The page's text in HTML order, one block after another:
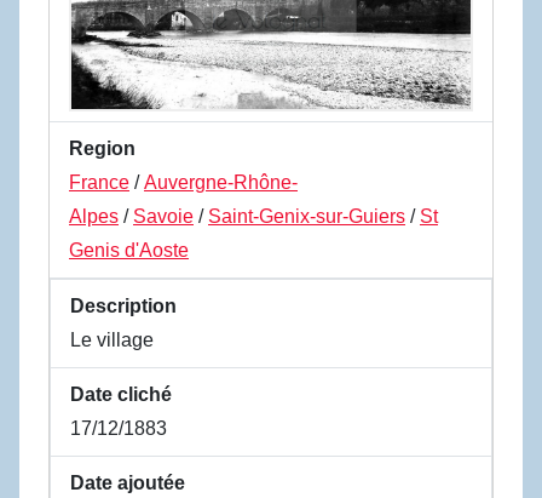
Region
France /Auvergne-Rhône-
Alpes / Savoie / Saint-Genix-sur-Guiers / St
Genis d'Aoste
Description
Le village
Date cliché
17/12/1883
Date ajoutée